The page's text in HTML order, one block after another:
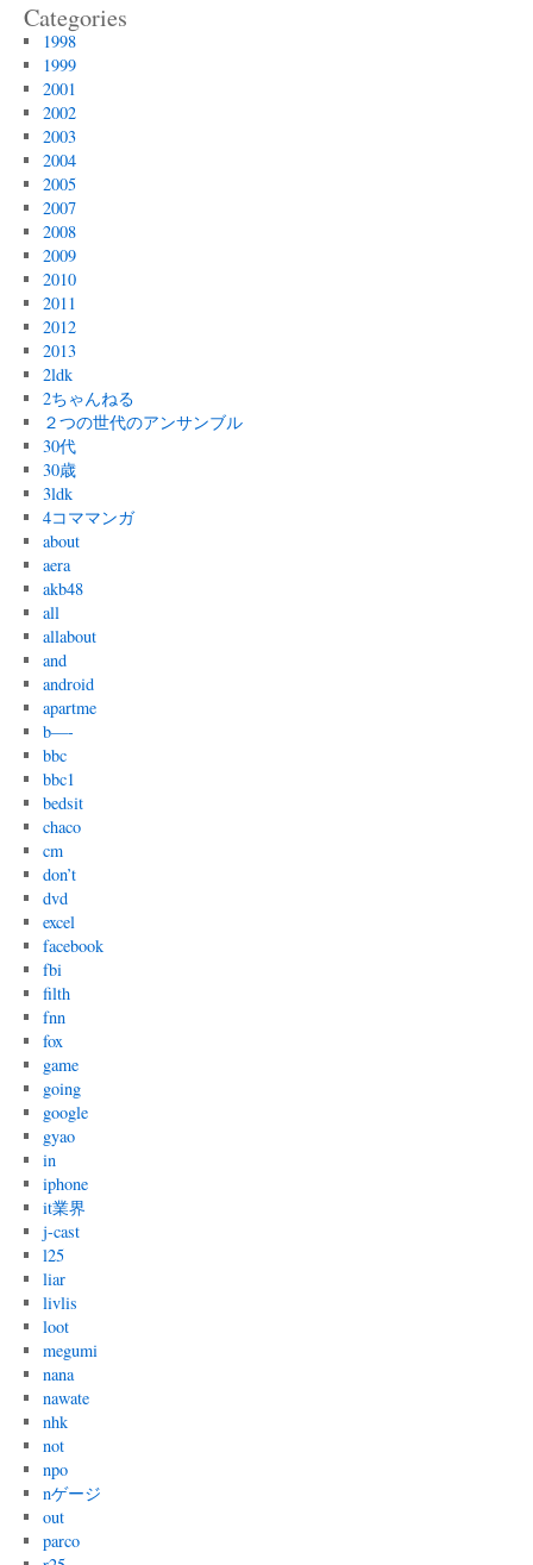
Categories
1998
1999
2001
2002
2003
2004
2005
2007
2008
2009
2010
2011
2012
2013
2ldk
2ちゃんねる
２つの世代のアンサンブル
30代
30歳
3ldk
4コママンガ
about
aera
akb48
all
allabout
and
android
apartme
b—-
bbc
bbc1
bedsit
chaco
cm
don’t
dvd
excel
facebook
fbi
filth
fnn
fox
game
going
google
gyao
in
iphone
it業界
j-cast
l25
liar
livlis
loot
megumi
nana
nawate
nhk
not
npo
nゲージ
out
parco